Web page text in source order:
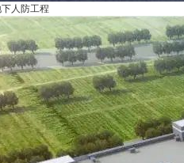
人防工程